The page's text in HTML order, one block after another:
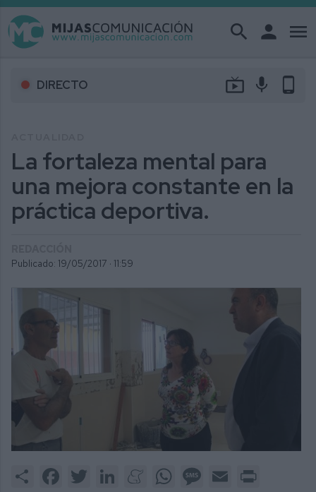
search person menu
DIRECTO live_tv mic phone_android
La fortaleza mental para
una mejora constante en la
práctica deportiva.
Publicado: 19/05/2017 · 11:59
Share FacebookTwitter LinkedInMeneameWhatsAppMessage
Email